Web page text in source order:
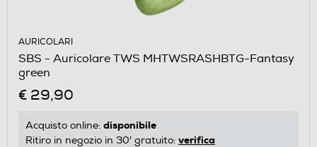
AURICOLARI
SBS - Auricolare TWS MHTWSRASHBTG-Fantasy
green
€ 29,90
Acquisto online: disponibile
Ritiro in negozio in 30' gratuito: verifica